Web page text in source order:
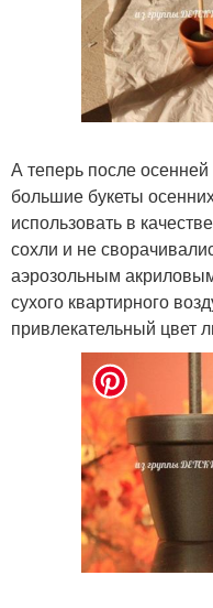
А теперь после
большие букеты
использовать в
сохли и не
аэрозольным
сухого квартирного
привлекательный цвет